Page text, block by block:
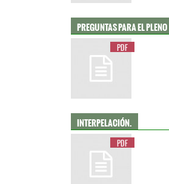
PREGUNTAS PARA EL PLENO
PDF
INTERPELACIÓN.
PDF